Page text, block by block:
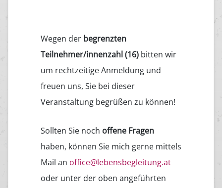
Wegen der begrenzten
Teilnehmer/innenzahl (16) bitten wir
um rechtzeitige Anmeldung und
freuen uns, Sie bei dieser
Veranstaltung begrüßen zu können!
Sollten Sie noch offene Fragen
haben, können Sie mich gerne mittels
Mail an office@lebensbegleitung.at
oder unter der oben angeführten